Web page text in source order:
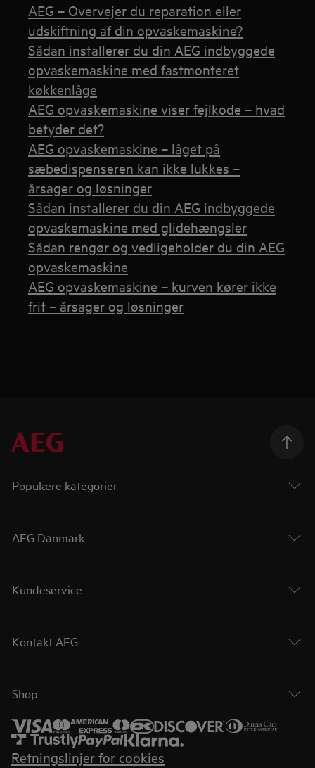
AEG – Overvejer du reparation eller
udskiftning af din opvaskemaskine?
Sådan installerer du din AEG indbyggede
opvaskemaskine med fastmonteret
køkkenlåge
AEG opvaskemaskine viser fejlkode – hvad
betyder det?
AEG opvaskemaskine – låget på
sæbedispenseren kan ikke lukkes –
årsager og løsninger
Sådan installerer du din AEG indbyggede
opvaskemaskine med glidehængsler
Sådan rengør og vedligeholder du din AEG
opvaskemaskine
AEG opvaskemaskine – kurven kører ikke
frit – årsager og løsninger
Populære kategorier
AEG Danmark
Kundeservice
Kontakt AEG
Shop
Retningslinjer for cookies